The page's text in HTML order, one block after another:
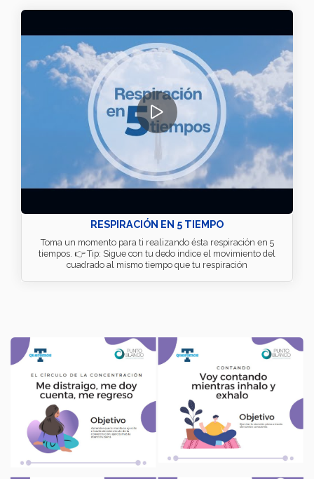
RESPIRACIÓN EN 5 TIEMPO
Toma un momento para ti realizando ésta respiración en 5
tiempos. 👉 Tip: Sigue con tu dedo indice el movimiento del
cuadrado al mismo tiempo que tu respiración